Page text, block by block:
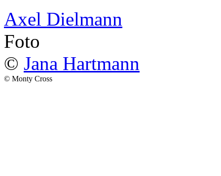
Axel Dielmann
Foto
© Jana Hartmann
© Monty Cross